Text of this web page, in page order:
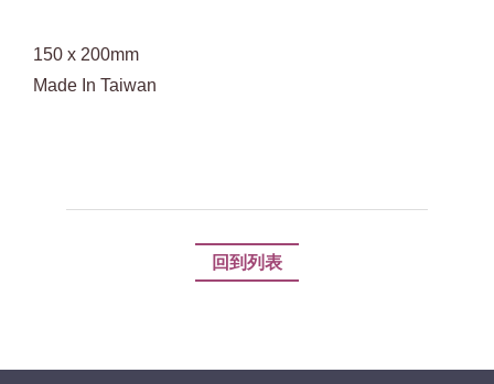
150 x 200mm
Made In Taiwan
回到列表